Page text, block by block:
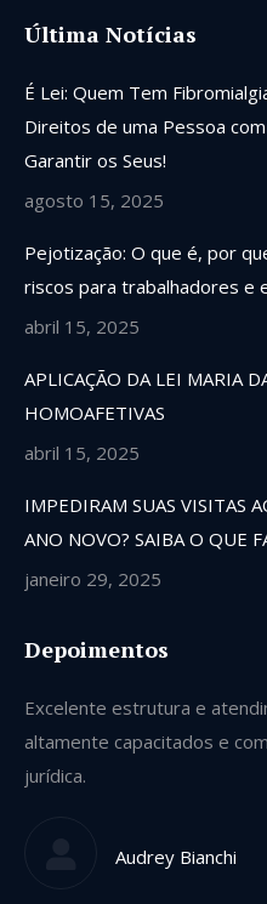
Última Notícias
É Lei: Quem Tem
Direitos de uma Pessoa
Garantir os Seus!
agosto 15, 2025
Pejotização: O que é, por
riscos para trabalhadores e
abril 15, 2025
APLICAÇÃO DA LEI MARIA
HOMOAFETIVAS
abril 15, 2025
IMPEDIRAM SUAS VISITAS
ANO NOVO? SAIBA O QUE
janeiro 29, 2025
Depoimentos
Excelente estrutura e
altamente capacitados e
jurídica.
Audrey Bianchi